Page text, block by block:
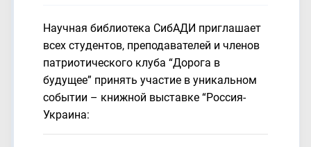
Научная библиотека СибАДИ приглашает
всех студентов, преподавателей и членов
патриотического клуба “Дорога в
будущее” принять участие в уникальном
событии – книжной выставке “Россия-
Украина: